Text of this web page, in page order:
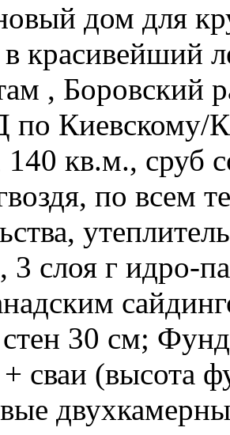
дом для
красивейший
, Боровский
Киевскому/
кв.м., сруб
по всем
слоя г идро-
30 см;
сваи (высота